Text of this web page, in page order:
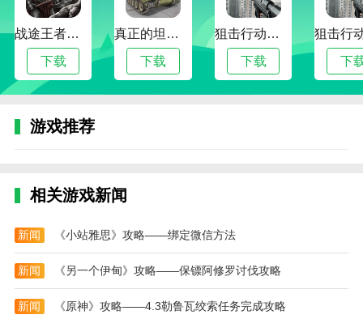
战途王者最新版
下载
真正的坦克大战
下载
狙击行动代号猎鹰最新版
下载 下
游戏推荐
相关游戏新闻
新闻 《小站雅思》攻略——绑定微信方法
新闻 《另一个伊甸》攻略——保镖阿修罗讨伐攻略
新闻 《原神》攻略——4.3勒鲁瓦绞索任务完成攻略